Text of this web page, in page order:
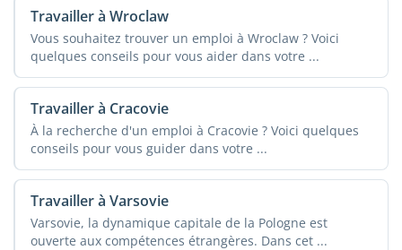
Travailler à Wroclaw
Vous souhaitez trouver un emploi à Wroclaw ? Voici
quelques conseils pour vous aider dans votre ...
Travailler à Cracovie
À la recherche d'un emploi à Cracovie ? Voici quelques
conseils pour vous guider dans votre ...
Travailler à Varsovie
Varsovie, la dynamique capitale de la Pologne est
ouverte aux compétences étrangères. Dans cet ...